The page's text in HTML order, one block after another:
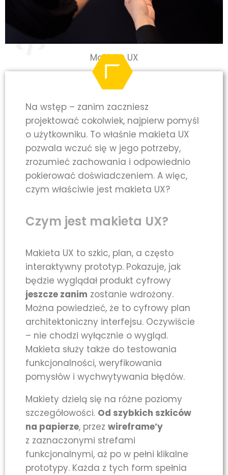
Makieta UX
Na wstęp – zanim zaczniesz
projektować cokolwiek, najpierw pomyśl
o użytkowniku. To właśnie makieta UX
pozwala wczuć się w jego potrzeby,
zrozumieć zachowania i odpowiednio
pokierować doświadczeniem. A więc,
czym właściwie jest makieta UX?
Czym jest makieta UX?
Makieta UX to szkic, plan, a często
interaktywny prototyp. Pokazuje, jak
będzie wyglądał produkt cyfrowy
jeszcze zanim zostanie wdrożony.
Można powiedzieć, że to cyfrowy plan
architektoniczny interfejsu. Oczywiście
– nie chodzi wyłącznie o wygląd.
Makieta służy także do testowania
funkcjonalności, weryfikowania
pomysłów i wychwytywania błędów.
Makiety dzielą się na różne poziomy
szczegółowości. Od szybkich szkiców
na papierze, przez wireframe’y
z zaznaczonymi strefami
funkcjonalnymi, aż po w pełni klikalne
prototypy. Każda z tych form spełnia